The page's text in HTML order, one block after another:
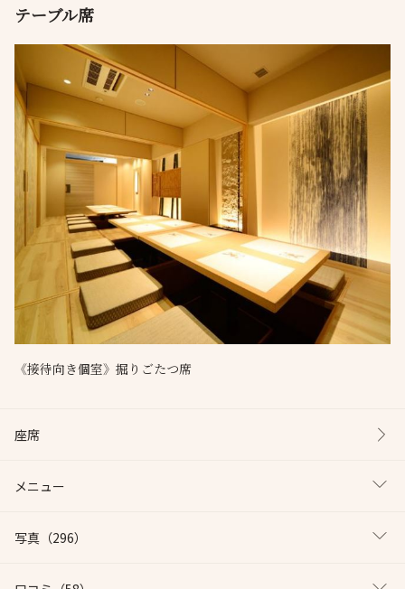
テーブル席
《接待向き個室》掘りごたつ席
座席
メニュー
写真 （296）